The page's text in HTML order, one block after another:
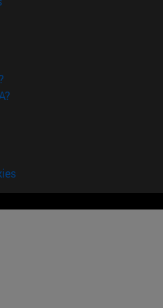
en nueva ventana)